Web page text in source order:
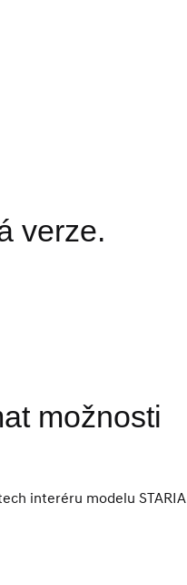
verze.
možnosti
interéru modelu STARIA